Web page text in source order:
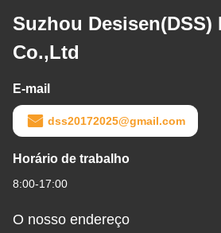
Suzhou
Co.,Ltd
E-mail
dss20172025@gmail.com
Horário de trabalho
8:00-17:00
O nosso endereço